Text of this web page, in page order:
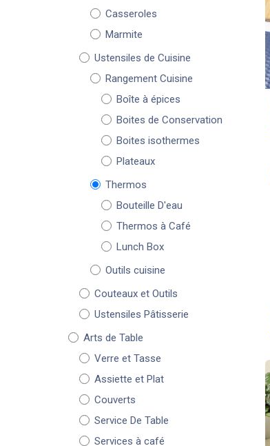
Casseroles
Marmite
Ustensiles de Cuisine
Rangement Cuisine
Boîte à épices
Boites de Conservation
Boites isothermes
Plateaux
Thermos
Bouteille D'eau
Thermos à Café
Lunch Box
Outils cuisine
Couteaux et Outils
Ustensiles Pâtisserie
Arts de Table
Verre et Tasse
Assiette et Plat
Couverts
Service De Table
Services à café